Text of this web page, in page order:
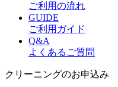
ご利用の流れ
GUIDE
ご利用ガイド
Q&A
よくあるご質問
クリーニングのお申込み